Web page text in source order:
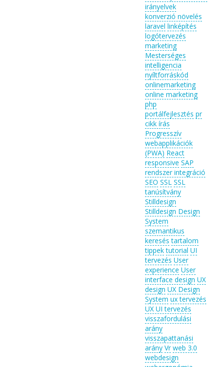
irányelvek
konverzió növelés
laravel linképítés
logótervezés
marketing
Mesterséges
intelligencia
nyíltforráskód
onlinemarketing
online marketing
php
portálfejlesztés pr
cikk írás
Progresszív
webapplikációk
(PWA) React
responsive SAP
rendszer integráció
SEO SSL SSL
tanúsítvány
Stilldesign
Stilldesign Design
System
szemantikus
keresés tartalom
tippek tutorial UI
tervezés User
experience User
interface design UX
design UX Design
System ux tervezés
UX UI tervezés
visszafordulási
arány
visszapattanási
arány Vr web 3.0
webdesign